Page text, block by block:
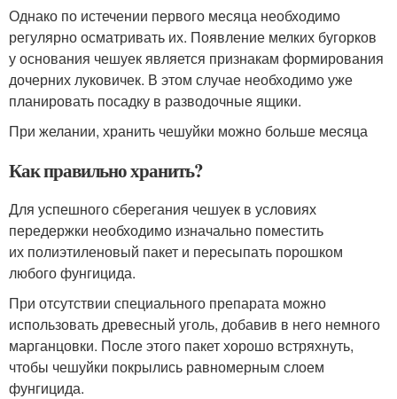
Однако по истечении первого месяца необходимо
регулярно осматривать их. Появление мелких бугорков
у основания чешуек является признакам формирования
дочерних луковичек. В этом случае необходимо уже
планировать посадку в разводочные ящики.
При желании, хранить чешуйки можно больше месяца
Как правильно хранить?
Для успешного сберегания чешуек в условиях
передержки необходимо изначально поместить
их полиэтиленовый пакет и пересыпать порошком
любого фунгицида.
При отсутствии специального препарата можно
использовать древесный уголь, добавив в него немного
марганцовки. После этого пакет хорошо встряхнуть,
чтобы чешуйки покрылись равномерным слоем
фунгицида.